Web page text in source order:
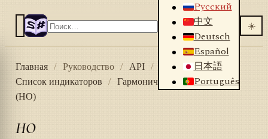
Русский
中文
Deutsch
Español
日本語
Português
☀️
Главная / Руководство / API / Индикаторы
/
Список индикаторов
/
Гармонический осциллятор
(HO)
HO